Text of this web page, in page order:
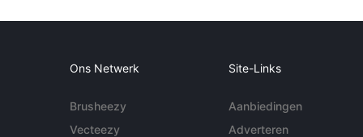
Ons Netwerk
Brusheezy
Vecteezy
Site-Links
Aanbiedingen
Adverteren